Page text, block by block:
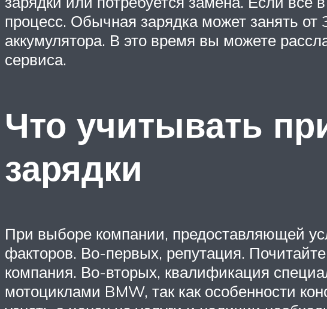
процесс. Обычная зарядка может занять от
аккумулятора. В это время вы можете
сервиса.
Что учитывать
зарядки
При выборе компании, предоставляющей
факторов. Во-первых, репутация.
компания. Во-вторых, квалификация
мотоциклами BMW, так как особенности